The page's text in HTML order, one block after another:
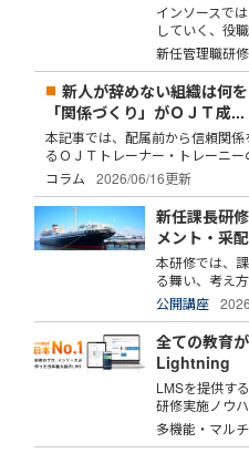
インソースで
していく、役
新任管理職研修
新人が辞めない組織は何
「関係づくり」がＯＪＴ成...
本記事では、配属前から信頼関
るＯＪＴトレーナー・トレーニー
コラム
2026/06/16更新
新任課長研
メント・采
本研修では、
る舞い、考え
公開講座
全ての教育
Lightning
LMSを提供す
研修実施ノウ
多機能・マル